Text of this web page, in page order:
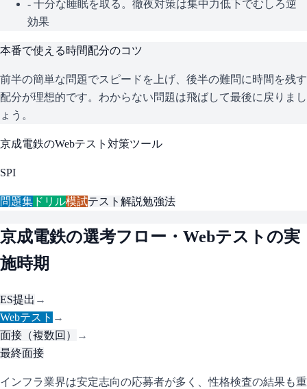
- 十分な睡眠を取る。徹夜対策は集中力低下でむしろ逆
効果
本番で使える時間配分のコツ
前半の簡単な問題でスピードを上げ、後半の難問に時間を残す
配分が理想的です。わからない問題は飛ばして最後に戻りまし
ょう。
京成電鉄のWebテスト対策ツール
SPI
問題集 ドリル模試テスト解説勉強法
京成電鉄の選考フロー・Webテストの実
施時期
ES提出 →
Webテスト →
面接（複数回）
→
最終面接
インフラ業界は安定志向の応募者が多く、性格検査の結果も重